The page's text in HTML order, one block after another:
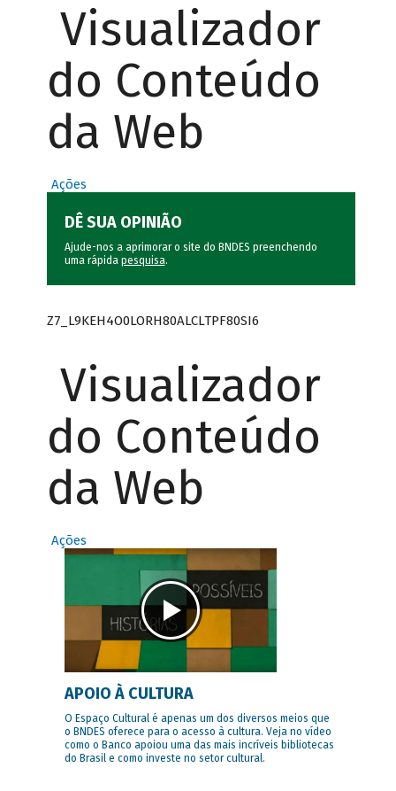
Visualizador
do Conteúdo
da Web
Ações
DÊ SUA OPINIÃO
Ajude-nos a aprimorar o site do BNDES preenchendo
uma rápida pesquisa.
Z7_L9KEH4O0LORH80ALCLTPF80SI6
Visualizador
do Conteúdo
da Web
Ações
APOIO À CULTURA
O Espaço Cultural é apenas um dos diversos meios que
o BNDES oferece para o acesso à cultura. Veja no vídeo
como o Banco apoiou uma das mais incríveis bibliotecas
do Brasil e como investe no setor cultural.